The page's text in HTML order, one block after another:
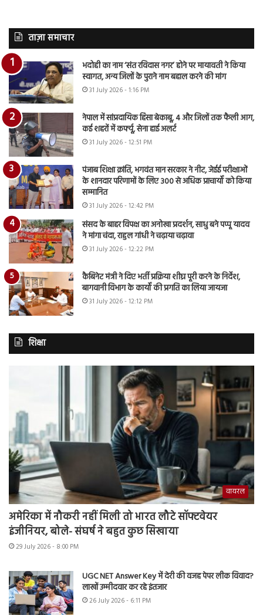
ताज़ा समाचार
भदोही का नाम ‘संत रविदास नगर’ होने पर मायावती ने किया
स्वागत, अन्य जिलों के पुराने नाम बहाल करने की मांग
31 July 2026 - 1:16 PM
नेपाल में सांप्रदायिक हिंसा बेकाबू, 4 और जिलों तक फैली आग,
कई शहरों में कर्फ्यू, सेना हाई अलर्ट
31 July 2026 - 12:51 PM
पंजाब शिक्षा क्रांति, भगवंत मान सरकार ने नीट, जेईई परीक्षाओं
के शानदार परिणामों के लिए 300 से अधिक प्राचार्यों को किया
सम्मानित
31 July 2026 - 12:42 PM
संसद के बाहर विपक्ष का अनोखा प्रदर्शन, साधु बने पप्पू यादव
ने मांगा चंदा, राहुल गांधी ने चढ़ाया चढ़ावा
31 July 2026 - 12:22 PM
कैबिनेट मंत्री ने दिए भर्ती प्रक्रिया शीघ्र पूरी करने के निर्देश,
बागवानी विभाग के कार्यों की प्रगति का लिया जायजा
31 July 2026 - 12:12 PM
शिक्षा
वायरल
अमेरिका में नौकरी नहीं मिली तो भारत लौटे सॉफ्टवेयर
इंजीनियर, बोले- संघर्ष ने बहुत कुछ सिखाया
29 July 2026 - 8:00 PM
UGC NET Answer Key में देरी की वजह पेपर लीक विवाद?
लाखों उम्मीदवार कर रहे इंतजार
26 July 2026 - 6:11 PM